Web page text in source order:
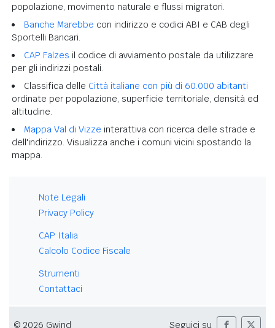
popolazione, movimento naturale e flussi migratori.
Banche Marebbe con indirizzo e codici ABI e CAB degli
Sportelli Bancari.
CAP Falzes il codice di avviamento postale da utilizzare
per gli indirizzi postali.
Classifica delle Città italiane con più di 60.000 abitanti
ordinate per popolazione, superficie territoriale, densità ed
altitudine.
Mappa Val di Vizze interattiva con ricerca delle strade e
dell'indirizzo. Visualizza anche i comuni vicini spostando la
mappa.
Note Legali
Privacy Policy
CAP Italia
Calcolo Codice Fiscale
Strumenti
Contattaci
© 2026 Gwind Seguici su